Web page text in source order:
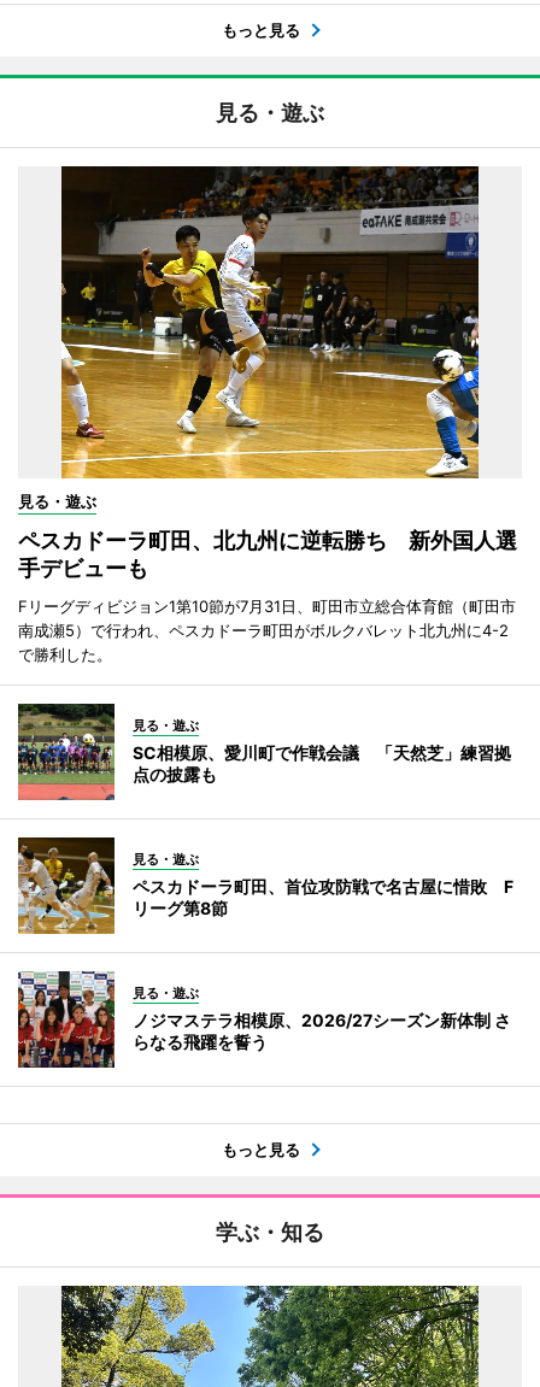
もっと見る
見る・遊ぶ
見る・遊ぶ
ペスカドーラ町田、北九州に逆転勝ち 新外国人選
手デビューも
Fリーグディビジョン1第10節が7月31日、町田市立総合体育館（町田市
南成瀬5）で行われ、ペスカドーラ町田がボルクバレット北九州に4-2
で勝利した。
見る・遊ぶ
SC相模原、愛川町で作戦会議 「天然芝」練習拠
点の披露も
見る・遊ぶ
ペスカドーラ町田、首位攻防戦で名古屋に惜敗 F
リーグ第8節
見る・遊ぶ
ノジマステラ相模原、2026/27シーズン新体制 さ
らなる飛躍を誓う
もっと見る
学ぶ・知る